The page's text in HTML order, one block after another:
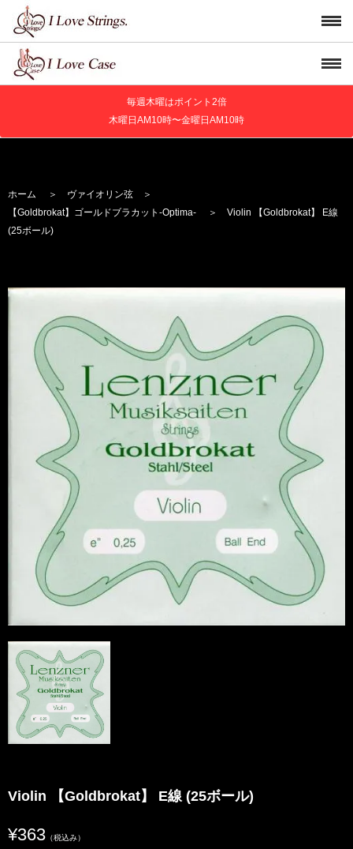
毎週木曜はポイント2倍
木曜日AM10時〜金曜日AM10時
ホーム ＞ ヴァイオリン弦 ＞
【Goldbrokat】 ゴールドブラカット -Optima- ＞ Violin 【Goldbrokat】 E線
(25ボール)
Violin 【Goldbrokat】 E線 (25ボール)
¥363 （税込み）